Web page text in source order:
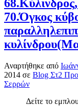
70.Όγκος
Αναρτήθηκε από
2014 σε Blog Στ2
Σερρών
Δείτε το